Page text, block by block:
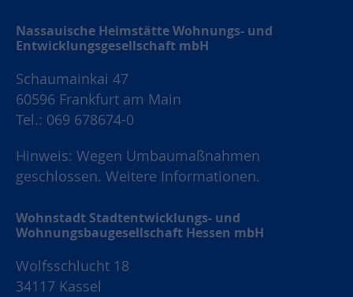
Nassauische Heimstätte Wohnungs- und
Entwicklungsgesellschaft mbH
Schaumainkai 47
60596 Frankfurt am Main
Tel.: 069 678674-0
Hinweis: Wegen Umbaumaßnahmen
geschlossen. Weitere Informationen.
Wohnstadt Stadtentwicklungs- und
Wohnungsbaugesellschaft Hessen mbH
Wolfsschlucht 18
34117 Kassel